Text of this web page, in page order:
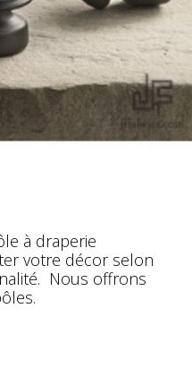
à draperie
votre décor selon
Nous offrons